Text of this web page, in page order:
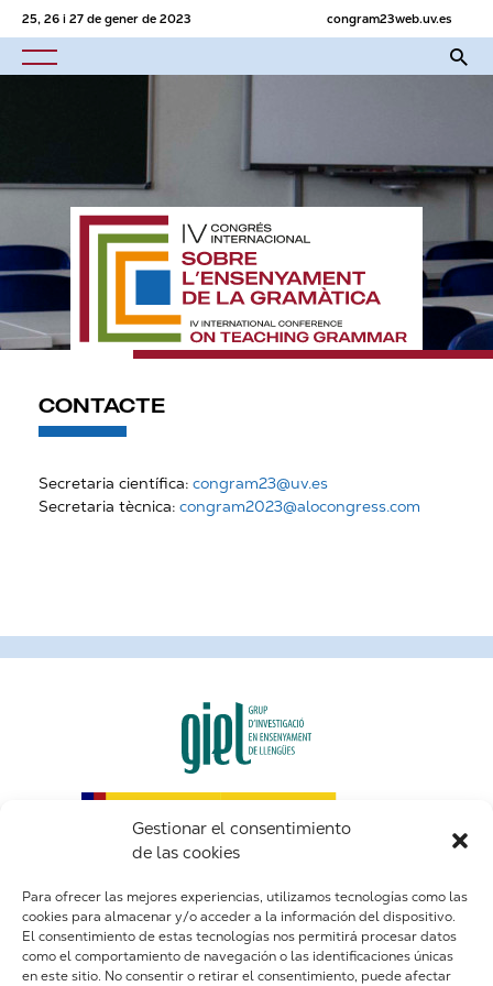
Gestionar el consentimiento
de las cookies
Para ofrecer las mejores experiencias, utilizamos tecnologías como las
cookies para almacenar y/o acceder a la información del dispositivo.
El consentimiento de estas tecnologías nos permitirá procesar datos
como el comportamiento de navegación o las identificaciones únicas
en este sitio. No consentir o retirar el consentimiento, puede afectar
25, 26 i 27 de gener de 2023 congram23web.uv.es
CONTACTE
Secretaria científica: congram23@uv.es
Secretaria tècnica: congram2023@alocongress.com